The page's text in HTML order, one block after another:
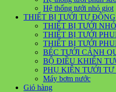
Hệ thống tưới nhỏ giọt
THIẾT BỊ TƯỚI TỰ ĐỘNG
THIẾT BỊ TƯỚI
THIẾT BỊ TƯỚI
THIẾT BỊ TƯỚI
BÉC TƯỚI CẢNH
BỘ ĐIỀU KHIỂN
PHỤ KIỆN TƯỚI
Máy bơm nước
Giỏ hàng